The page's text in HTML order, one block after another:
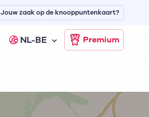
NL-BE Premium
Jouw zaak op de knooppuntenkaart?